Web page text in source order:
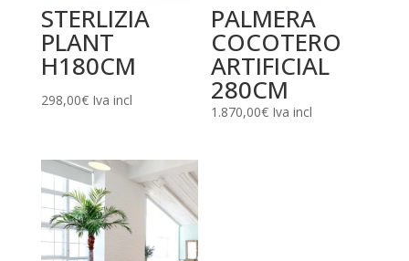
STERLIZIA
PLANT
H180CM
298,00€ Iva incl
PALMERA
COCOTERO
ARTIFICIAL
280CM
1.870,00€ Iva incl